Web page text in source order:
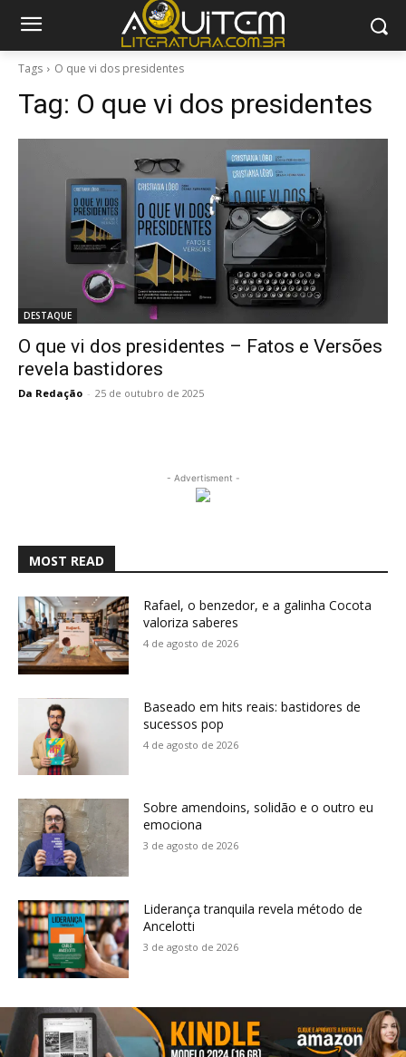
Tags O que vi dos presidentes
Tag: O que vi dos presidentes
DESTAQUE
O que vi dos presidentes – Fatos e Versões
revela bastidores
Da Redação - 25 de outubro de 2025
- Advertisment -
MOST READ
Rafael, o benzedor, e a galinha Cocota
valoriza saberes
4 de agosto de 2026
Baseado em hits reais: bastidores de
sucessos pop
4 de agosto de 2026
Sobre amendoins, solidão e o outro eu
emociona
3 de agosto de 2026
Liderança tranquila revela método de
Ancelotti
3 de agosto de 2026